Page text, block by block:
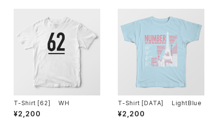
T-Shirt [62] WH
¥2,200
T-Shirt [DATA] LightBlue
¥2,200